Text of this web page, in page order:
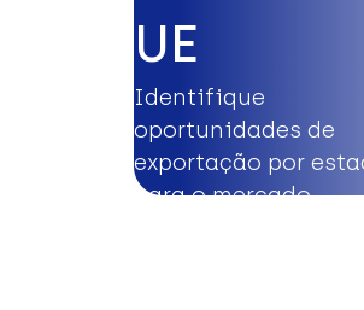
UE
Identifique
oportunidades de
exportação por
para o mercado